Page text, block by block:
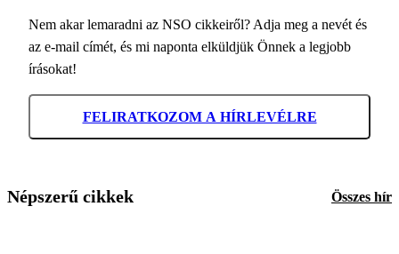
Nem akar lemaradni az NSO cikkeiről? Adja meg a nevét és
az e-mail címét, és mi naponta elküldjük Önnek a legjobb
írásokat!
FELIRATKOZOM A HÍRLEVÉLRE
Népszerű cikkek Összes hír